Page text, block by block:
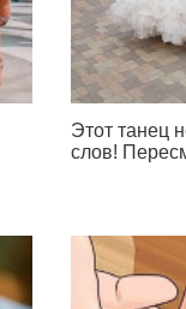
Этот танец
слов!